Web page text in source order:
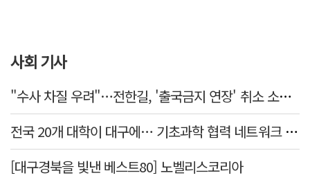
사회 기사
"수사 차질 우려"…전한길, '출국금지 연장' 취소 소송 패소
전국 20개 대학이 대구에… 기초과학 협력 네트워크 출범하다
[대구경북을 빛낸 베스트80] 노벨리스코리아